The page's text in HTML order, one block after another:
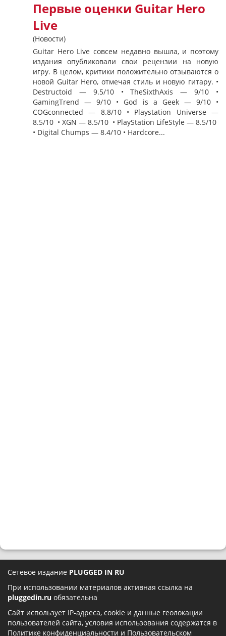
Первые оценки Guitar Hero
Live
(Новости)
Guitar Hero Live совсем недавно вышла, и поэтому
издания опубликовали свои рецензии на новую
игру. В целом, критики положительно отзываются о
новой Guitar Hero, отмечая стиль и новую гитару. •
Destructoid — 9.5/10 • TheSixthAxis — 9/10 •
GamingTrend — 9/10 • God is a Geek — 9/10 •
COGconnected — 8.8/10 • Playstation Universe —
8.5/10 • XGN — 8.5/10 • PlayStation LifeStyle — 8.5/10
• Digital Chumps — 8.4/10 • Hardcore...
Сетевое издание PLUGGED IN RU
При использовании материалов активная ссылка на
pluggedin.ru обязательна
Сайт использует IP-адреса, cookie и данные геолокации
пользователей сайта, условия использования содержатся в
Политике конфиденциальности и Пользовательском